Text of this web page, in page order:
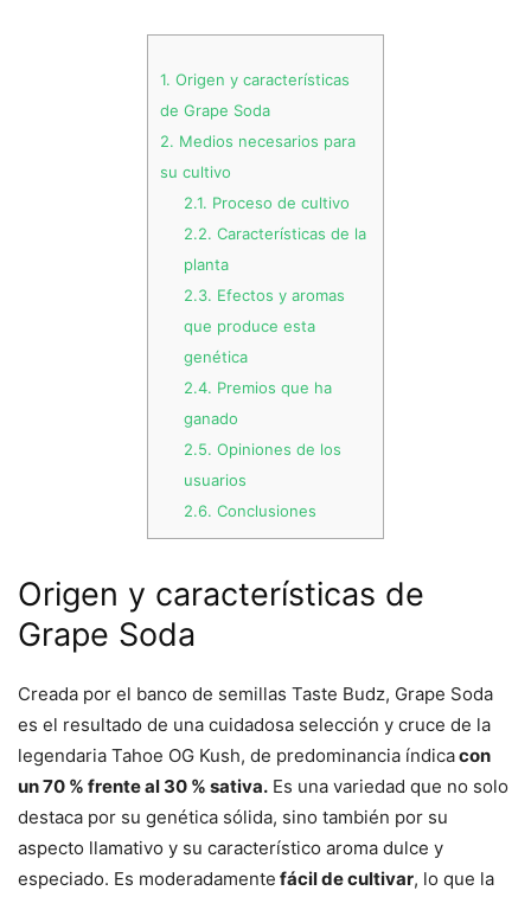
1. Origen y características
de Grape Soda
2. Medios necesarios para
su cultivo
2.1. Proceso de cultivo
2.2. Características de la
planta
2.3. Efectos y aromas
que produce esta
genética
2.4. Premios que ha
ganado
2.5. Opiniones de los
usuarios
2.6. Conclusiones
Origen y características de
Grape Soda
Creada por el banco de semillas Taste Budz, Grape Soda
es el resultado de una cuidadosa selección y cruce de la
legendaria Tahoe OG Kush, de predominancia índicacon
un 70 % frente al 30 % sativa. Es una variedad que no solo
destaca por su genética sólida, sino también por su
aspecto llamativo y su característico aroma dulce y
especiado. Es moderadamente fácil de cultivar, lo que la